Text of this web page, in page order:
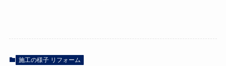
施工の様子 リフォーム